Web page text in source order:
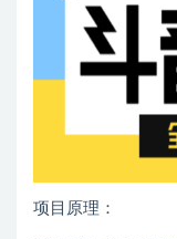
项目原理：